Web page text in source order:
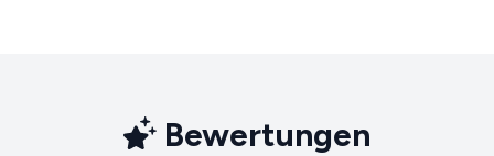
Bewertungen